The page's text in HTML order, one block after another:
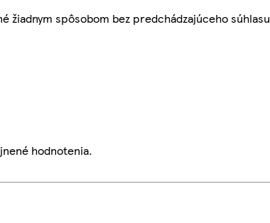
spôsobom bez predchádzajúceho súhlasu
hodnotenia.